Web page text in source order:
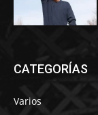
CATEGORÍAS
Varios